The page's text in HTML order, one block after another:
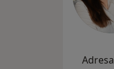
Adresa